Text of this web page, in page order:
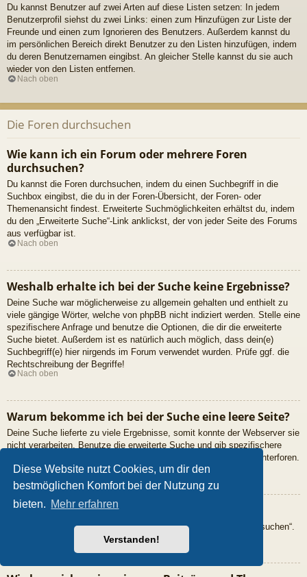
Diese Website nutzt Cookies, um dir den
bestmöglichen Komfort bei der Nutzung zu
bieten. Mehr erfahren
Verstanden!
Du kannst Benutzer auf zwei Arten auf diese Listen setzen: In jedem
Benutzerprofil siehst du zwei Links: einen zum Hinzufügen zur Liste der
Freunde und einen zum Ignorieren des Benutzers. Außerdem kannst du
im persönlichen Bereich direkt Benutzer zu den Listen hinzufügen, indem
du deren Benutzernamen eingibst. An gleicher Stelle kannst du sie auch
wieder von den Listen entfernen.
Nach oben
Die Foren durchsuchen
Wie kann ich ein Forum oder mehrere Foren
durchsuchen?
Du kannst die Foren durchsuchen, indem du einen Suchbegriff in die
Suchbox eingibst, die du in der Foren-Übersicht, der Foren- oder
Themenansicht findest. Erweiterte Suchmöglichkeiten erhältst du, indem
du den „Erweiterte Suche“-Link anklickst, der von jeder Seite des Forums
aus verfügbar ist.
Nach oben
Weshalb erhalte ich bei der Suche keine Ergebnisse?
Deine Suche war möglicherweise zu allgemein gehalten und enthielt zu
viele gängige Wörter, welche von phpBB nicht indiziert werden. Stelle eine
spezifischere Anfrage und benutze die Optionen, die dir die erweiterte
Suche bietet. Außerdem ist es natürlich auch möglich, dass dein(e)
Suchbegriff(e) hier nirgends im Forum verwendet wurden. Prüfe ggf. die
Rechtschreibung der Begriffe!
Nach oben
Warum bekomme ich bei der Suche eine leere Seite?
Deine Suche lieferte zu viele Ergebnisse, somit konnte der Webserver sie
nicht verarbeiten. Benutze die erweiterte Suche und gib spezifischere
Suchbegriffe ein oder beschränke die Suche auf verschiedene Unterforen.
Nach oben
Wie kann ich nach Mitgliedern suchen?
Gehe zur „Mitglieder“-Seite und klicke auf „Nach einem Mitglied suchen“.